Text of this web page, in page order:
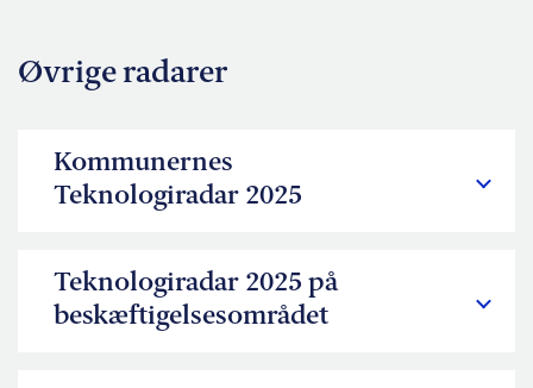
Øvrige radarer
Kommunernes
Teknologiradar 2025
Teknologiradar 2025 på
beskæftigelsesområdet